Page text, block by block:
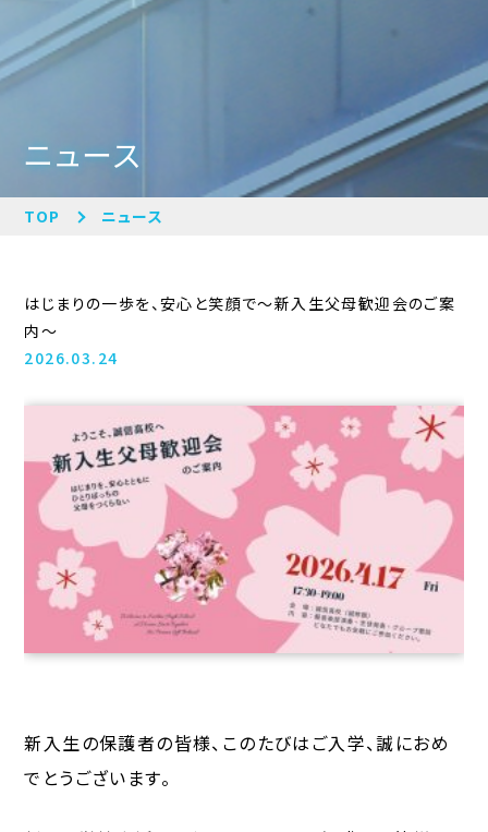
ニュース
TOP ニュース
はじまりの一歩を、安心と笑顔で〜新入生父母歓迎会のご案
内〜
2026.03.24
新入生の保護者の皆様、このたびはご入学、誠におめ
でとうございます。